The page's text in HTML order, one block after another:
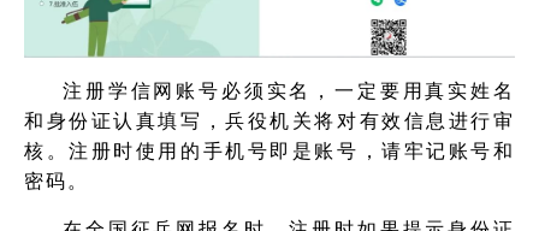
注册学信网账号必须实名，一定要用真实姓名
和身份证认真填写，兵役机关将对有效信息进行审
核。注册时使用的手机号即是账号，请牢记账号和
密码。